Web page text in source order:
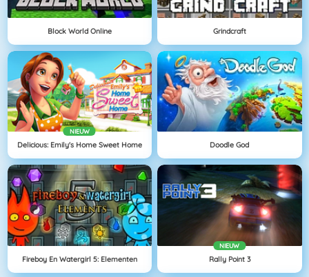
Block World Online Grindcraft
NIEUW
Delicious: Emily's Home Sweet Home Doodle God
Fireboy En Watergirl 5: Elementen
NIEUW
Rally Point 3